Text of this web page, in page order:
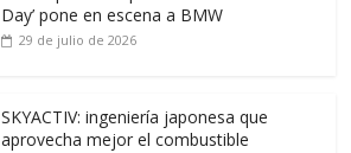
Day’ pone en escena a BMW
29 de julio de 2026
SKYACTIV: ingeniería japonesa que
aprovecha mejor el combustible